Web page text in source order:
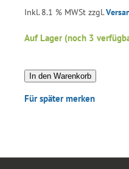
Inkl. 8.1 % MWSt zzgl.
Auf Lager (noch 3
In den Warenkorb
Für später merken